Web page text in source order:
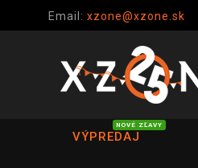
Email: xzone@xzone.sk
VÝPREDAJ
NOVÉ ZĽAVY